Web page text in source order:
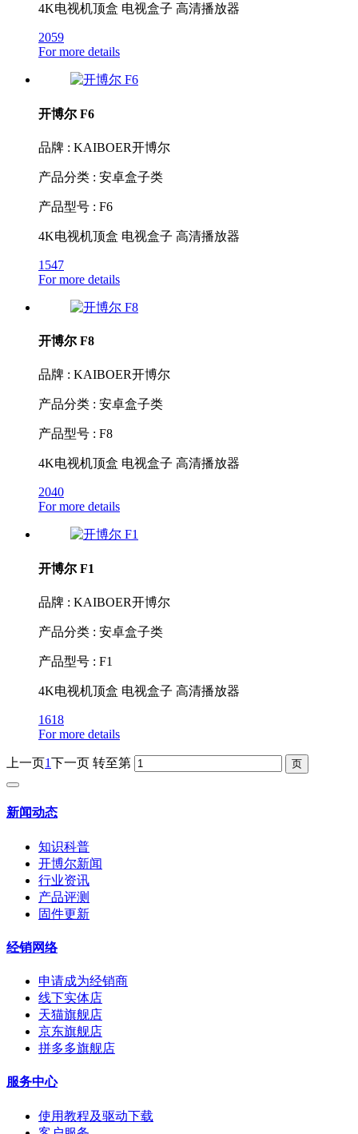
4K电视机顶盒 电视盒子 高清播放器
2059
For more details
开博尔 F6
品牌 : KAIBOER开博尔
产品分类 : 安卓盒子类
产品型号 : F6
4K电视机顶盒 电视盒子 高清播放器
1547
For more details
开博尔 F8
品牌 : KAIBOER开博尔
产品分类 : 安卓盒子类
产品型号 : F8
4K电视机顶盒 电视盒子 高清播放器
2040
For more details
开博尔 F1
品牌 : KAIBOER开博尔
产品分类 : 安卓盒子类
产品型号 : F1
4K电视机顶盒 电视盒子 高清播放器
1618
For more details
上一页1下一页 转至第
新闻动态
知识科普
开博尔新闻
行业资讯
产品评测
固件更新
经销网络
申请成为经销商
线下实体店
天猫旗舰店
京东旗舰店
拼多多旗舰店
服务中心
使用教程及驱动下载